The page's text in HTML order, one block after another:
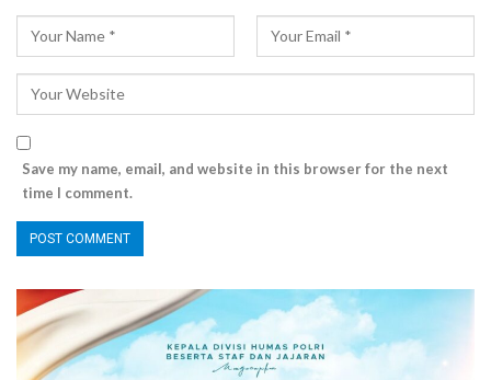
Save my name, email, and website in this browser for the next
time I comment.